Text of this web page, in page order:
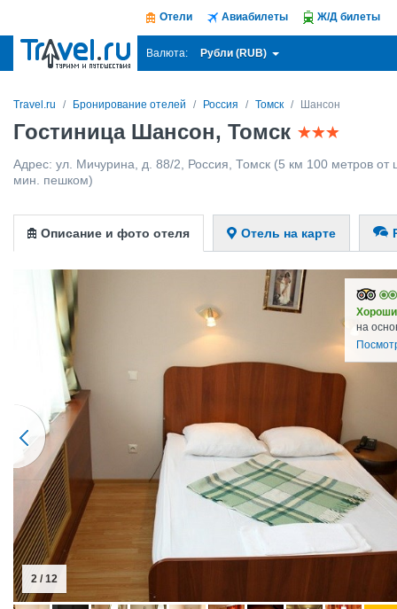
Отели Авиабилеты Ж/Д билеты
Валюта: Рубли (RUB)
Travel.ru Бронирование отелей Россия Томск Шансон
Гостиница Шансон, Томск
Адрес: ул. Мичурина, д. 88/2 Россия Томск (5 км 100 метров от
мин. пешком)
Описание и фото отеля Отель на карте
на
2 / 12